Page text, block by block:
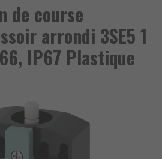
de course
arrondi 3SE5 1
IP67 Plastique